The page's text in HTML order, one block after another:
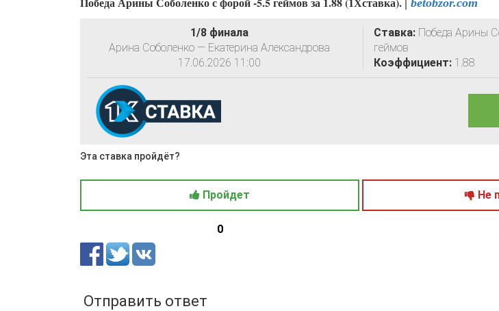
| betobzor.com
1/8 финала
Арина Соболенко — Екатерина Александрова
17.06.2026 11:00
Ставка:Победа Арины
геймов
Коэффициент:1.88
Эта ставка пройдёт?
Пройдет
0
Не
Отправить ответ